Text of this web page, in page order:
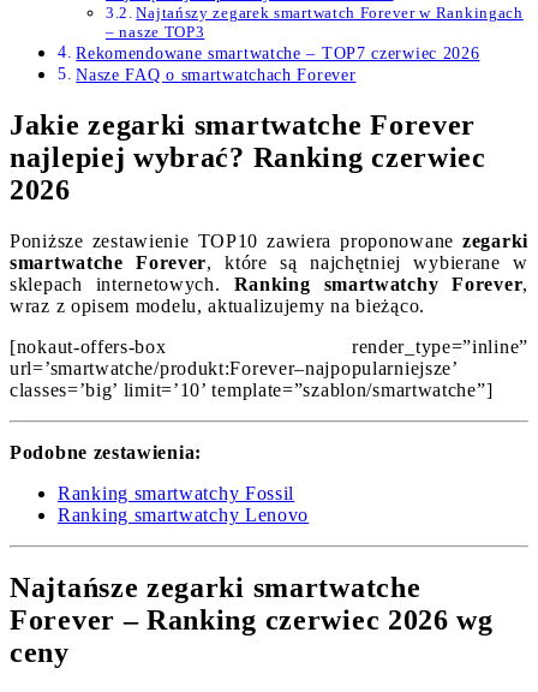
Najtańszy zegarek smartwatch Forever w Rankingach
– nasze TOP3
Rekomendowane smartwatche – TOP7 czerwiec 2026
Nasze FAQ o smartwatchach Forever
Jakie zegarki smartwatche Forever
najlepiej wybrać? Ranking czerwiec
2026
Poniższe zestawienie TOP10 zawiera proponowanezegarki
smartwatche Forever, które są najchętniej wybierane w
sklepach internetowych. Ranking smartwatchy Forever,
wraz z opisem modelu, aktualizujemy na bieżąco.
[nokaut-offers-box render_type=”inline”
url=’smartwatche/produkt:Forever–najpopularniejsze’
classes=’big’ limit=’10’ template=”szablon/smartwatche”]
Podobne zestawienia:
Ranking smartwatchy Fossil
Ranking smartwatchy Lenovo
Najtańsze zegarki smartwatche
Forever – Ranking czerwiec 2026 wg
ceny